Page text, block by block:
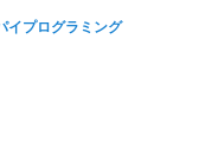
イプログラミング